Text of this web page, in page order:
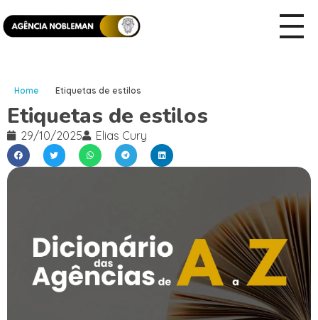
Home Etiquetas de estilos
Etiquetas de estilos
29/10/2025 Elias Cury